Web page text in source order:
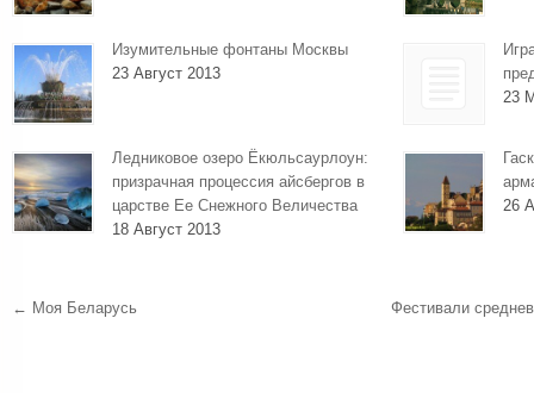
Изумительные фонтаны Москвы
23 Август 2013
Ледниковое озеро Ёкюльсаурлоун:
призрачная процессия айсбергов в
царстве Ее Снежного Величества
18 Август 2013
23
26
← Моя Беларусь Фестивали